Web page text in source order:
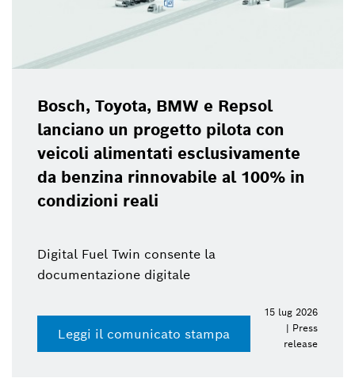
Bosch, Toyota, BMW e Repsol
lanciano un progetto pilota con
veicoli alimentati esclusivamente
da benzina rinnovabile al 100% in
condizioni reali
Digital Fuel Twin consente la
documentazione digitale
Leggi il comunicato stampa
15 lug 2026
| Press
release